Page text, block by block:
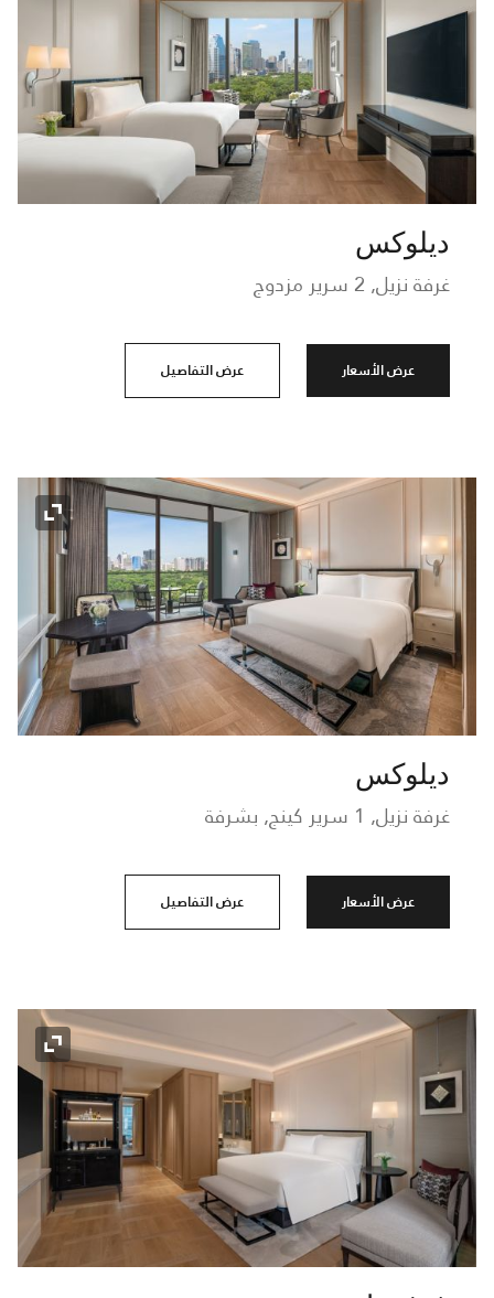
ديلوكس
غرفة نزيل, 2 سرير مزدوج
عرض الأسعار عرض التفاصيل
رمز
ديلوكس
غرفة نزيل, 1 سرير كينج, بشرفة
عرض الأسعار عرض التفاصيل
رمز